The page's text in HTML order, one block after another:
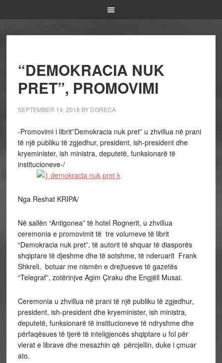
“DEMOKRACIA NUK
PRET”, PROMOVIMI
SEPTEMBER 14, 2018 BY DGRECA
-Promovimi i librit”Demokracia nuk pret” u zhvillua në prani
të një publiku të zgjedhur, president, ish-president dhe
kryeminister, ish ministra, deputetë, funksionarë të
institucioneve-/
Nga Reshat KRIPA/
Në sallën “Antigonea” të hotel Rognerit, u zhvillua
ceremonia e promovimit të tre volumeve të librit
“Demokracia nuk pret”, të autorit të shquar të diasporës
shqiptare të djeshme dhe të sotshme, të nderuarit Frank
Shkreli, botuar me nismën e drejtuesve të gazetës
“Telegraf”, zotërinjve Agim Çiraku dhe Engjëll Musai.
Ceremonia u zhvillua në prani të një publiku të zgjedhur,
president, ish-president dhe kryeminister, ish ministra,
deputetë, funksionarë të institucioneve të ndryshme dhe
përfaqësues të tjerë të inteligjencës shqiptare u fol për
vlerat e librave dhe mesazhin që përcjellin, duke i çmuar
ato.